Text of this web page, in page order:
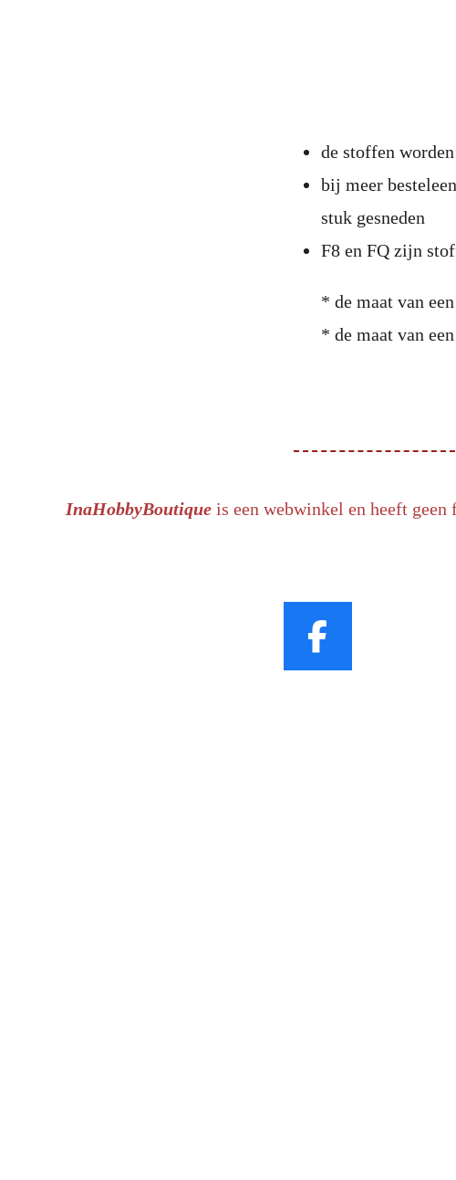
de stoffen worden
bij meer
stuk gesneden
F8 en FQ zijn
* de maat van
* de maat van
InaHobbyBoutique is een webwinkel en heeft
F